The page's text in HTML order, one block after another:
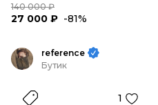
140 000 ₽
27 000 ₽ -81%
reference
Бутик
1